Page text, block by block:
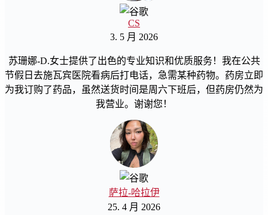
CS
3. 5 月 2026
苏珊娜-D.女士提供了出色的专业知识和优质服务！我在公共
节假日去施瓦宾医院看病后打电话，急需某种药物。药房立即
为我订购了药品，虽然送货时间是周六下班后，但药房仍然为
我营业。谢谢您！
萨拉-哈拉伊
25. 4 月 2026